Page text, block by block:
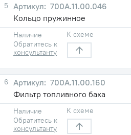
5
700А.11.00.046
Кольцо пружинное
Наличие
Обратитесь к
консультанту
К схеме
6
700А.11.00.160
Фильтр топливного бака
Наличие
Обратитесь к
консультанту
К схеме